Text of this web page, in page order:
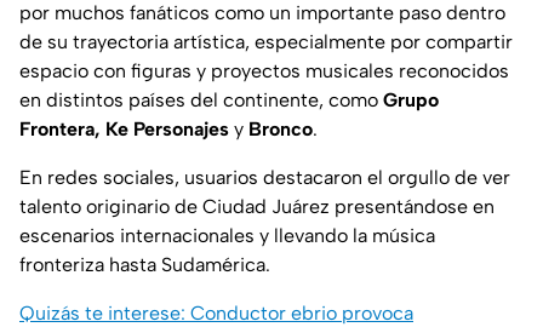
por muchos fanáticos como un importante paso dentro
de su trayectoria artística, especialmente por compartir
espacio con figuras y proyectos musicales reconocidos
en distintos países del continente, como Grupo
Frontera, Ke Personajes y Bronco.
En redes sociales, usuarios destacaron el orgullo de ver
talento originario de Ciudad Juárez presentándose en
escenarios internacionales y llevando la música
fronteriza hasta Sudamérica.
Quizás te interese: Conductor ebrio provoca